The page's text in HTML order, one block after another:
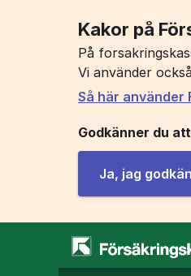
Kakor på
På
Vi använder
Så här använder
Godkänner du
Ja, jag